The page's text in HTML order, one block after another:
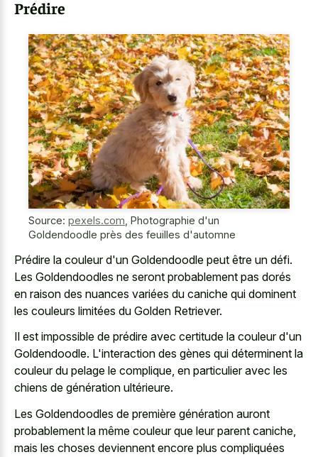
Prédire
Source: pexels.com, Photographie d'un
Goldendoodle près des feuilles d'automne
Prédire la couleur d'un Goldendoodle peut être un défi.
Les Goldendoodles ne seront probablement pas dorés
en raison des nuances variées du caniche qui dominent
les couleurs limitées du Golden Retriever.
Il est impossible de prédire avec certitude la couleur d'un
Goldendoodle. L'interaction des gènes qui déterminent la
couleur du pelage le complique, en particulier avec les
chiens de génération ultérieure.
Les Goldendoodles de première génération auront
probablement la même couleur que leur parent caniche,
mais les choses deviennent encore plus compliquées